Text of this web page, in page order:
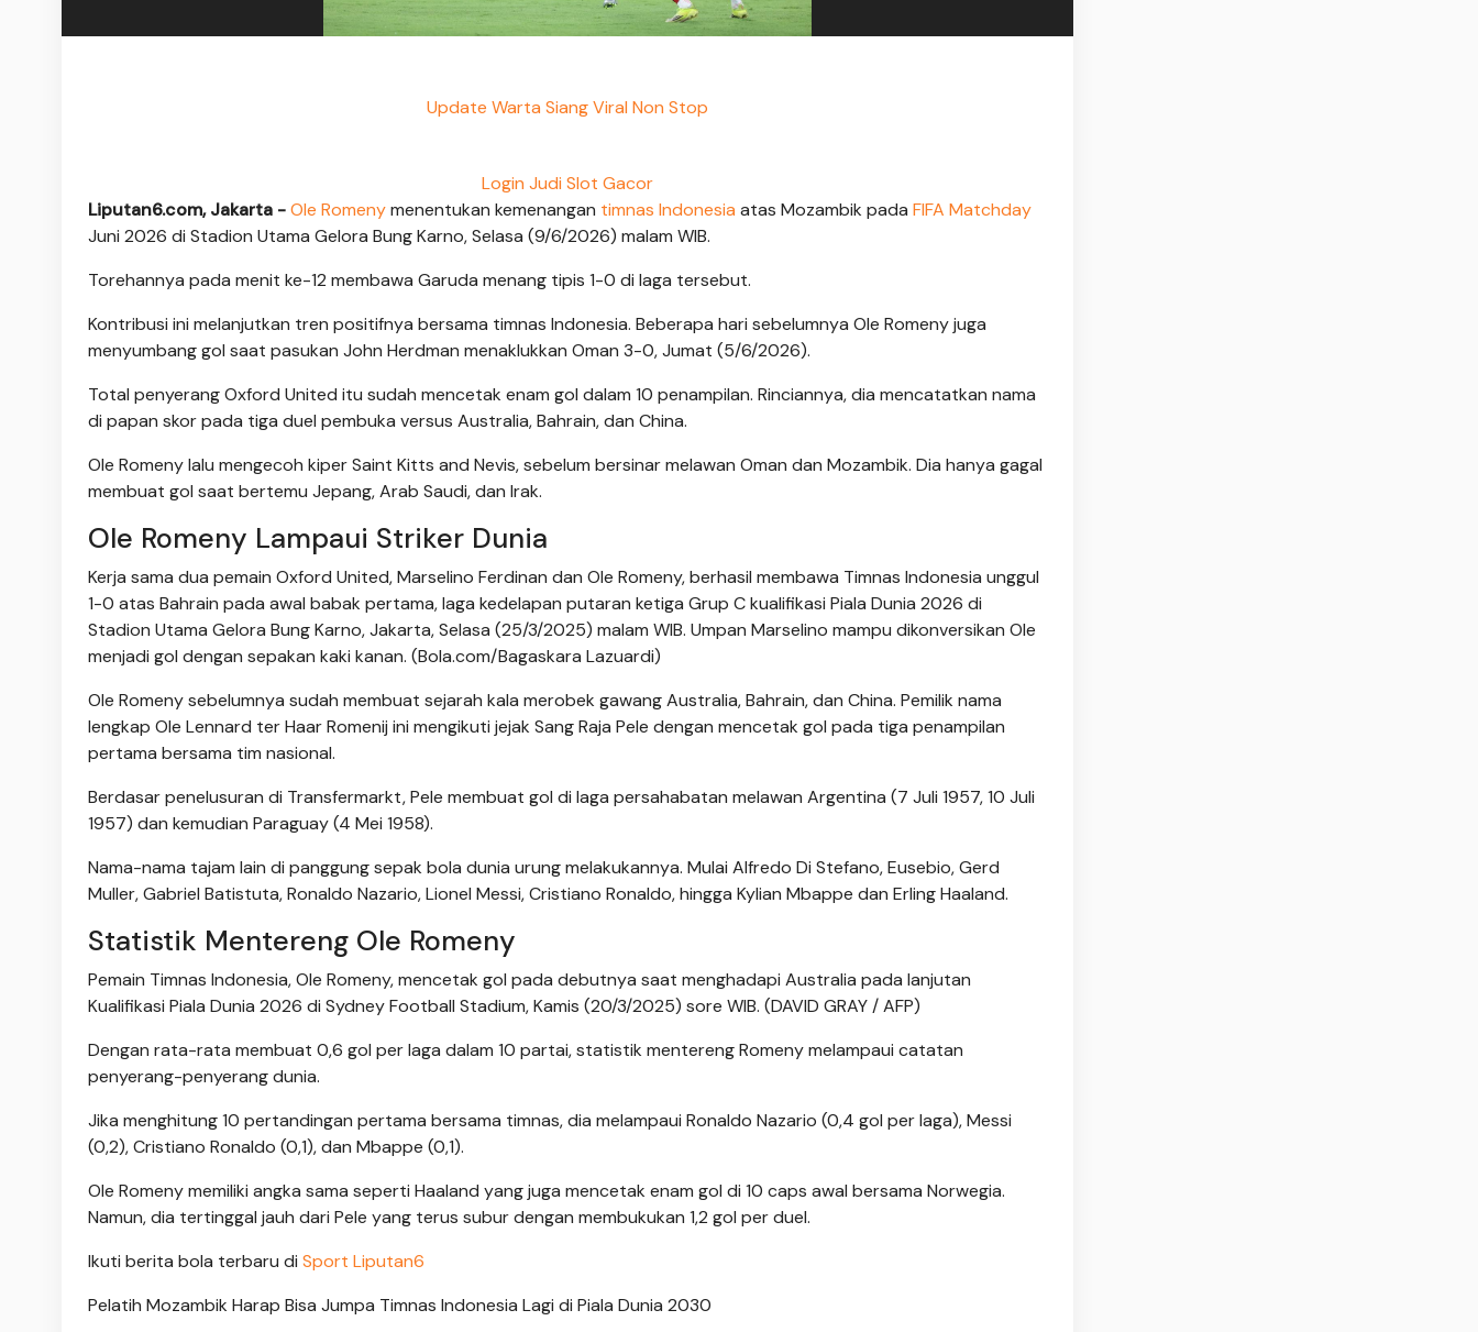
Update Warta Siang Viral Non Stop
Login Judi Slot Gacor
Liputan6.com, Jakarta -Ole Romenymenentukan kemenangan timnas Indonesia atas Mozambik pada FIFA Matchday
Juni 2026 di Stadion Utama Gelora Bung Karno, Selasa (9/6/2026) malam WIB.
Torehannya pada menit ke-12 membawa Garuda menang tipis 1-0 di laga tersebut.
Kontribusi ini melanjutkan tren positifnya bersama timnas Indonesia. Beberapa hari sebelumnya Ole Romeny juga
menyumbang gol saat pasukan John Herdman menaklukkan Oman 3-0, Jumat (5/6/2026).
Total penyerang Oxford United itu sudah mencetak enam gol dalam 10 penampilan. Rinciannya, dia mencatatkan nama
di papan skor pada tiga duel pembuka versus Australia, Bahrain, dan China.
Ole Romeny lalu mengecoh kiper Saint Kitts and Nevis, sebelum bersinar melawan Oman dan Mozambik. Dia hanya gagal
membuat gol saat bertemu Jepang, Arab Saudi, dan Irak.
Ole Romeny Lampaui Striker Dunia
Kerja sama dua pemain Oxford United, Marselino Ferdinan dan Ole Romeny, berhasil membawa Timnas Indonesia unggul
1-0 atas Bahrain pada awal babak pertama, laga kedelapan putaran ketiga Grup C kualifikasi Piala Dunia 2026 di
Stadion Utama Gelora Bung Karno, Jakarta, Selasa (25/3/2025) malam WIB. Umpan Marselino mampu dikonversikan Ole
menjadi gol dengan sepakan kaki kanan. (Bola.com/Bagaskara Lazuardi)
Ole Romeny sebelumnya sudah membuat sejarah kala merobek gawang Australia, Bahrain, dan China. Pemilik nama
lengkap Ole Lennard ter Haar Romenij ini mengikuti jejak Sang Raja Pele dengan mencetak gol pada tiga penampilan
pertama bersama tim nasional.
Berdasar penelusuran di Transfermarkt, Pele membuat gol di laga persahabatan melawan Argentina (7 Juli 1957, 10 Juli
1957) dan kemudian Paraguay (4 Mei 1958).
Nama-nama tajam lain di panggung sepak bola dunia urung melakukannya. Mulai Alfredo Di Stefano, Eusebio, Gerd
Muller, Gabriel Batistuta, Ronaldo Nazario, Lionel Messi, Cristiano Ronaldo, hingga Kylian Mbappe dan Erling Haaland.
Statistik Mentereng Ole Romeny
Pemain Timnas Indonesia, Ole Romeny, mencetak gol pada debutnya saat menghadapi Australia pada lanjutan
Kualifikasi Piala Dunia 2026 di Sydney Football Stadium, Kamis (20/3/2025) sore WIB. (DAVID GRAY / AFP)
Dengan rata-rata membuat 0,6 gol per laga dalam 10 partai, statistik mentereng Romeny melampaui catatan
penyerang-penyerang dunia.
Jika menghitung 10 pertandingan pertama bersama timnas, dia melampaui Ronaldo Nazario (0,4 gol per laga), Messi
(0,2), Cristiano Ronaldo (0,1), dan Mbappe (0,1).
Ole Romeny memiliki angka sama seperti Haaland yang juga mencetak enam gol di 10 caps awal bersama Norwegia.
Namun, dia tertinggal jauh dari Pele yang terus subur dengan membukukan 1,2 gol per duel.
Ikuti berita bola terbaru di Sport Liputan6
Pelatih Mozambik Harap Bisa Jumpa Timnas Indonesia Lagi di Piala Dunia 2030